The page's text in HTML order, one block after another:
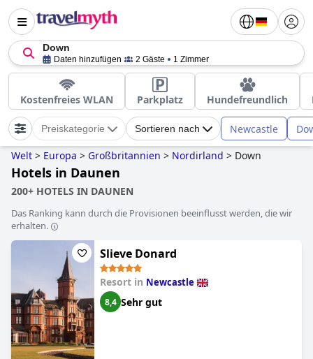
Down
Daten hinzufügen 2 Gäste 1 Zimmer
Kostenfreies WLAN Parkplatz Hundefreundlich
Preiskategorie Sortieren nach Newcastle
Welt > Europa > Großbritannien > Nordirland > Down
Hotels in Daunen
200+ HOTELS IN DAUNEN
Das Ranking kann durch die Provisionen beeinflusst werden, die wir
erhalten.
Slieve Donard
Resort in Newcastle
8,4 Sehr gut